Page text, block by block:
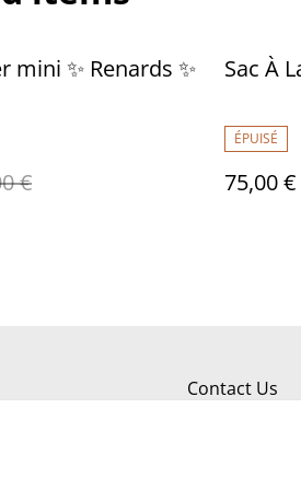
mini ✨ Renards ✨
€
Sac À
ÉPUISÉ
75,00 €
Contact Us